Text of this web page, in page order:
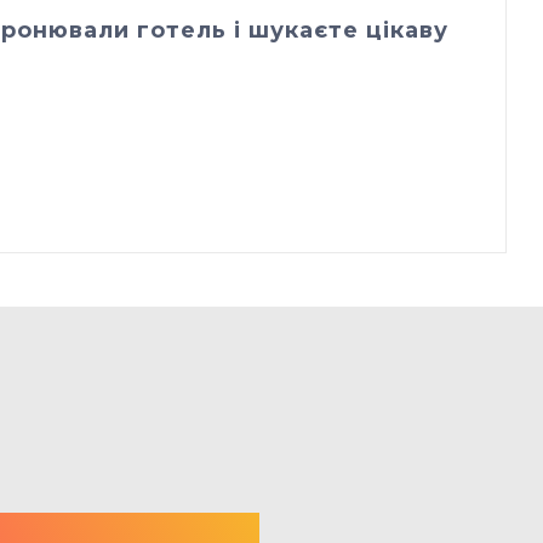
готель і шукаєте цікаву